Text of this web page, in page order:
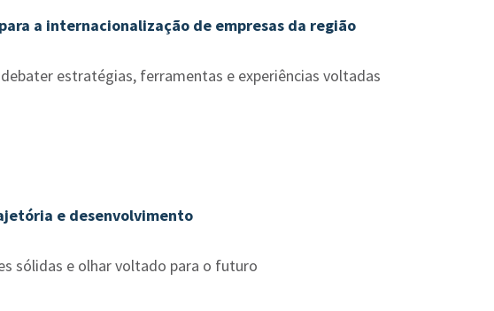
a internacionalização de empresas da região
estratégias, ferramentas e experiências voltadas
e desenvolvimento
sólidas e olhar voltado para o futuro